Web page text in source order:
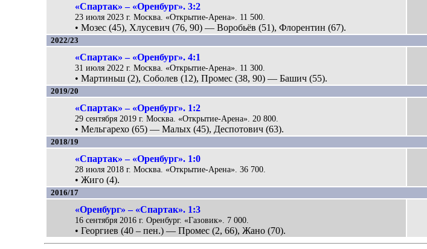
«Спартак» – «Оренбург». 3:2
23 июля 2023 г. Москва. «Открытие-Арена». 11 500.
• Мозес (45), Хлусевич (76, 90) — Воробьёв (51), Флорентин (67).
2022/23
«Спартак» – «Оренбург». 4:1
31 июля 2022 г. Москва. «Открытие-Арена». 11 300.
• Мартиньш (2), Соболев (12), Промес (38, 90) — Башич (55).
2019/20
«Спартак» – «Оренбург». 1:2
29 сентября 2019 г. Москва. «Открытие-Арена». 20 800.
• Мельгарехо (65) — Малых (45), Деспотович (63).
2018/19
«Спартак» – «Оренбург». 1:0
28 июля 2018 г. Москва. «Открытие-Арена». 36 700.
• Жиго (4).
2016/17
«Оренбург» – «Спартак». 1:3
16 сентября 2016 г. Оренбург. «Газовик». 7 000.
• Георгиев (40 – пен.) — Промес (2, 66), Жано (70).